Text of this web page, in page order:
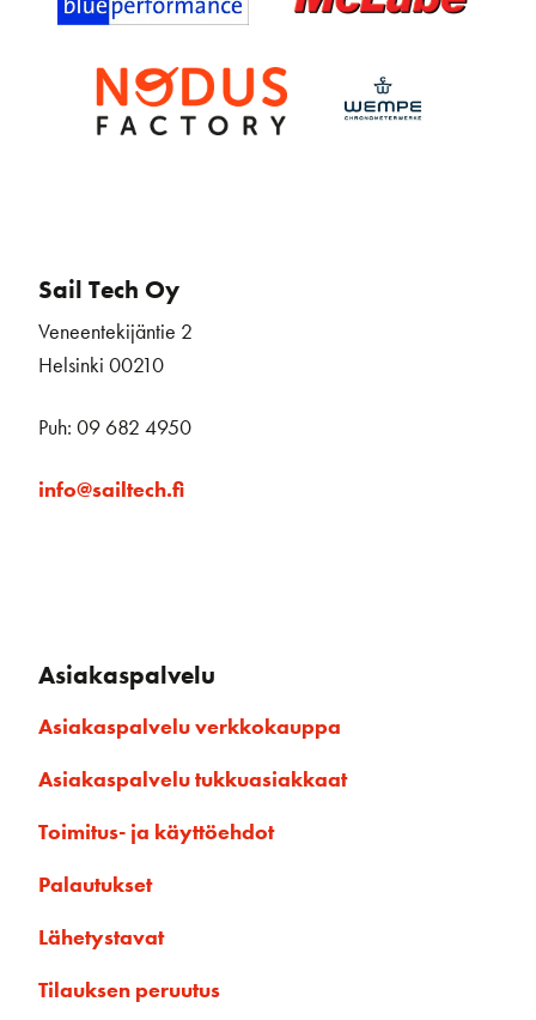
Sail Tech Oy
Veneentekijäntie 2
Helsinki 00210
Puh: 09 682 4950
info@sailtech.fi
Asiakaspalvelu
Asiakaspalvelu verkkokauppa
Asiakaspalvelu tukkuasiakkaat
Toimitus- ja käyttöehdot
Palautukset
Lähetystavat
Tilauksen peruutus